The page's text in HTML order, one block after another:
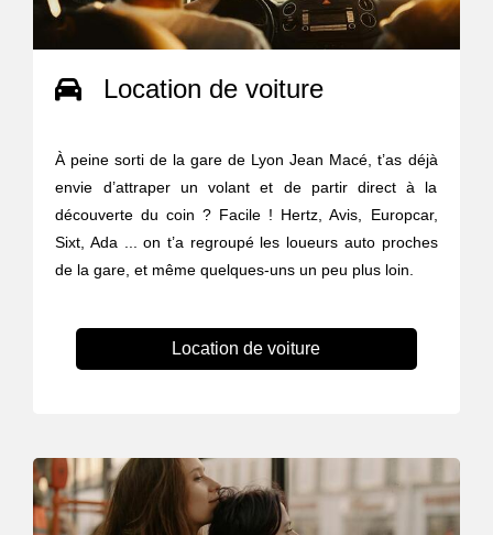
Location de voiture
À peine sorti de la gare de Lyon Jean Macé, t’as déjà
envie d’attraper un volant et de partir direct à la
découverte du coin ? Facile ! Hertz, Avis, Europcar,
Sixt, Ada ... on t’a regroupé les loueurs auto proches
de la gare, et même quelques-uns un peu plus loin.
Location de voiture